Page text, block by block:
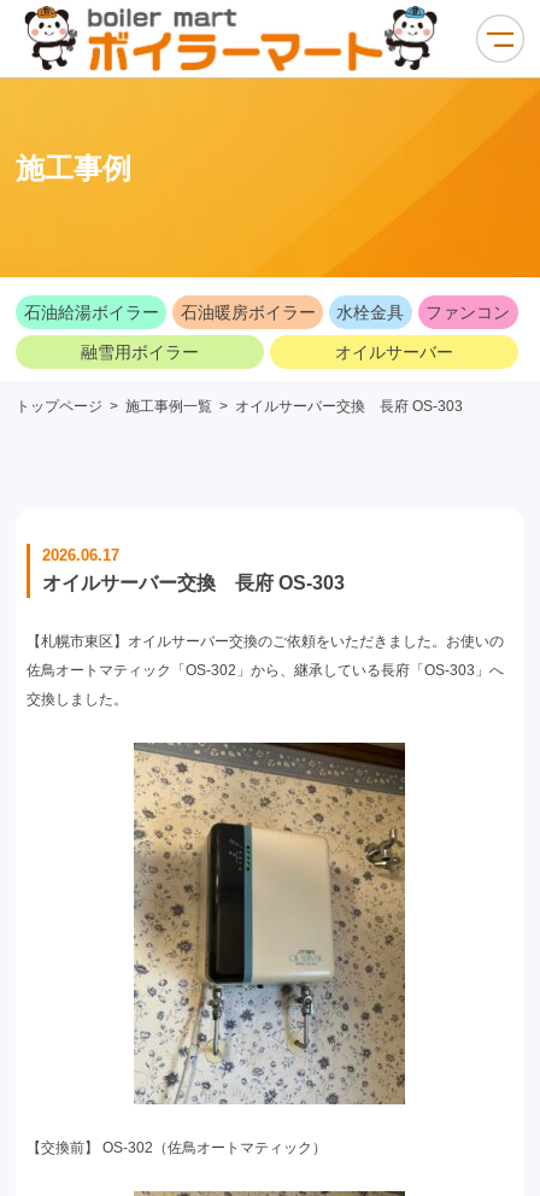
施工事例
石油給湯ボイラー 石油暖房ボイラー 水栓金具 ファンコン
融雪用ボイラー オイルサーバー
トップページ > 施工事例一覧 > オイルサーバー交換 長府 OS-303
2026.06.17
オイルサーバー交換 長府 OS-303
【札幌市東区】オイルサーバー交換のご依頼をいただきました。お使いの
佐鳥オートマティック「OS-302」から、継承している長府「OS-303」へ
交換しました。
【交換前】 OS-302（佐鳥オートマティック）